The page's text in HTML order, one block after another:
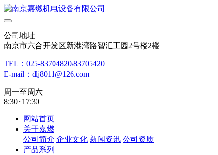
公司地址
南京市六合开发区新港湾路智汇工园2号楼2楼
TEL：025-83704820/83705420
E-mail：dlj8011@126.com
周一至周六
8:30~17:30
网站首页
关于嘉燃
公司简介 企业文化 新闻资讯 公司资质
产品系列